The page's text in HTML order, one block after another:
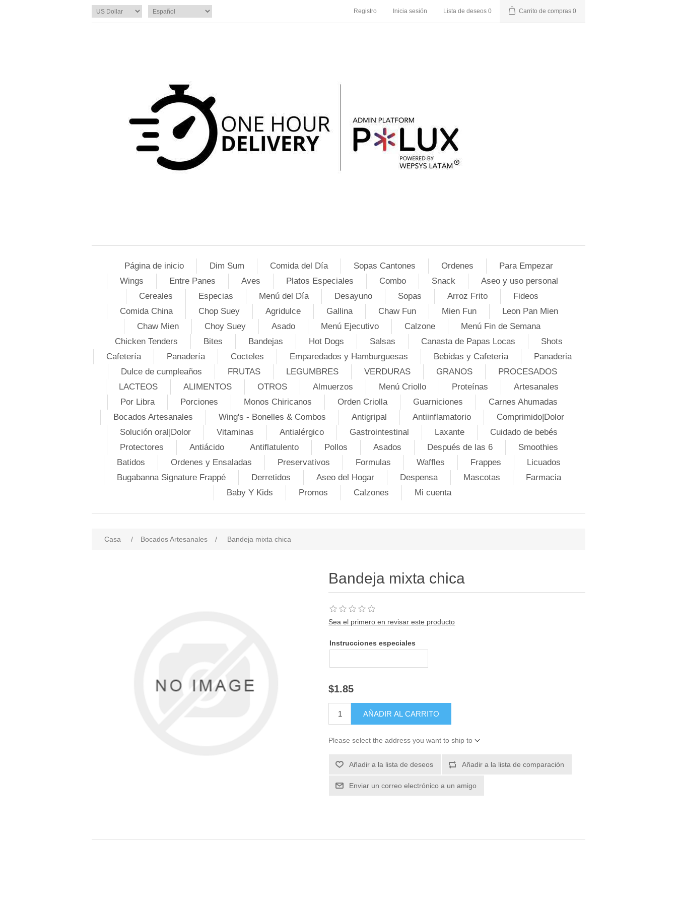
Registro Inicia sesión Lista de deseos 0 Carrito de compras 0
Página de inicio Dim Sum Comida del Día Sopas Cantones Ordenes
Para Empezar
Wings
Entre Panes Aves Platos Especiales Combo Snack
Aseo y uso personal
Cereales
Especias Menú del Día Desayuno Sopas Arroz Frito
Fideos
Comida China
Chop Suey Agridulce Gallina Chaw Fun Mien Fun
Leon Pan Mien
Chaw Mien
Choy Suey Asado Menú Ejecutivo Calzone
Menú Fin de Semana
Chicken Tenders
Bites Bandejas Hot Dogs Salsas Canasta de Papas Locas
Shots
Cafetería
Panadería Cocteles Emparedados y Hamburguesas Bebidas y Cafetería
Panaderia
Dulce de cumpleaños
FRUTAS LEGUMBRES VERDURAS GRANOS
PROCESADOS
LACTEOS
ALIMENTOS OTROS Almuerzos Menú Criollo Proteínas
Artesanales
Por Libra
Porciones Monos Chiricanos Orden Criolla Guarniciones
Carnes Ahumadas
Bocados Artesanales
Wing's - Bonelles & Combos Antigripal Antiinflamatorio
Comprimido|Dolor
Solución oral|Dolor
Vitaminas Antialérgico Gastrointestinal Laxante
Cuidado de bebés
Protectores
Antiácido Antiflatulento Pollos Asados Después de las 6
Smoothies
Batidos
Ordenes y Ensaladas Preservativos Formulas Waffles Frappes
Licuados
Bugabanna Signature Frappé
Derretidos Aseo del Hogar Despensa Mascotas
Farmacia
Baby Y Kids
Promos Calzones Mi cuenta
Casa / Bocados Artesanales / Bandeja mixta chica
Bandeja mixta chica
Sea el primero en revisar este producto
Instrucciones especiales
$1.85
Please select the address you want to ship to